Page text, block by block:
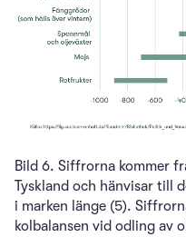
Bild 6. Siffrorna kommer
Tyskland och hänvisar till
i marken länge (5).
kolbalansen vid odling av